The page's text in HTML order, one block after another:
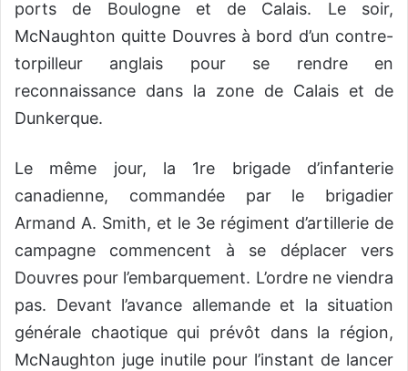
ports de Boulogne et de Calais. Le soir,
McNaughton quitte Douvres à bord d’un contre-
torpilleur anglais pour se rendre en
reconnaissance dans la zone de Calais et de
Dunkerque.
Le même jour, la 1re brigade d’infanterie
canadienne, commandée par le brigadier
Armand A. Smith, et le 3e régiment d’artillerie de
campagne commencent à se déplacer vers
Douvres pour l’embarquement. L’ordre ne viendra
pas. Devant l’avance allemande et la situation
générale chaotique qui prévôt dans la région,
McNaughton juge inutile pour l’instant de lancer